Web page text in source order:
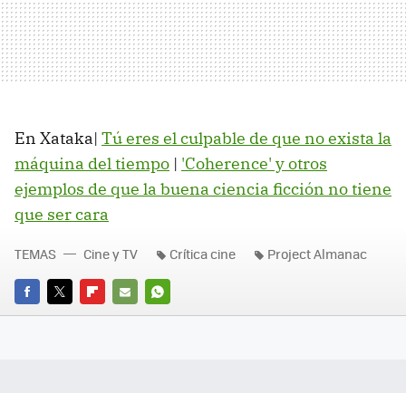
En Xataka| Tú eres el culpable de que no exista la
máquina del tiempo | 'Coherence' y otros
ejemplos de que la buena ciencia ficción no tiene
que ser cara
FACEBOOK
TWITTERFLIPBOARD
E-
WHATSAPP
TEMAS Cine y TV Crítica cine Project Almanac